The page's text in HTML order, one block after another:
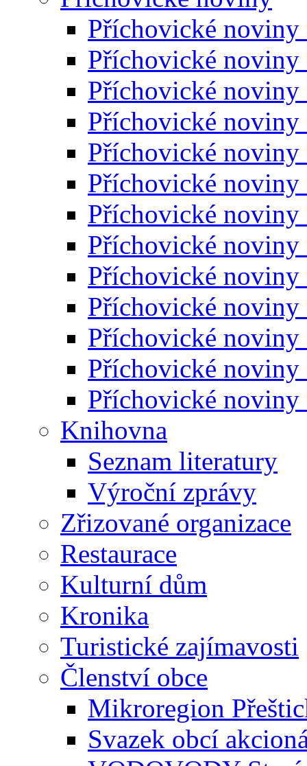
Příchovické noviny
Příchovické noviny
Příchovické noviny
Příchovické noviny
Příchovické noviny
Příchovické noviny
Příchovické noviny
Příchovické noviny
Příchovické noviny
Příchovické noviny
Příchovické noviny
Příchovické noviny
Příchovické noviny
Knihovna
Seznam literatury
Výroční zprávy
Zřizované organizace
Restaurace
Kulturní dům
Kronika
Turistické zajímavosti
Členství obce
Mikroregion
Svazek obcí